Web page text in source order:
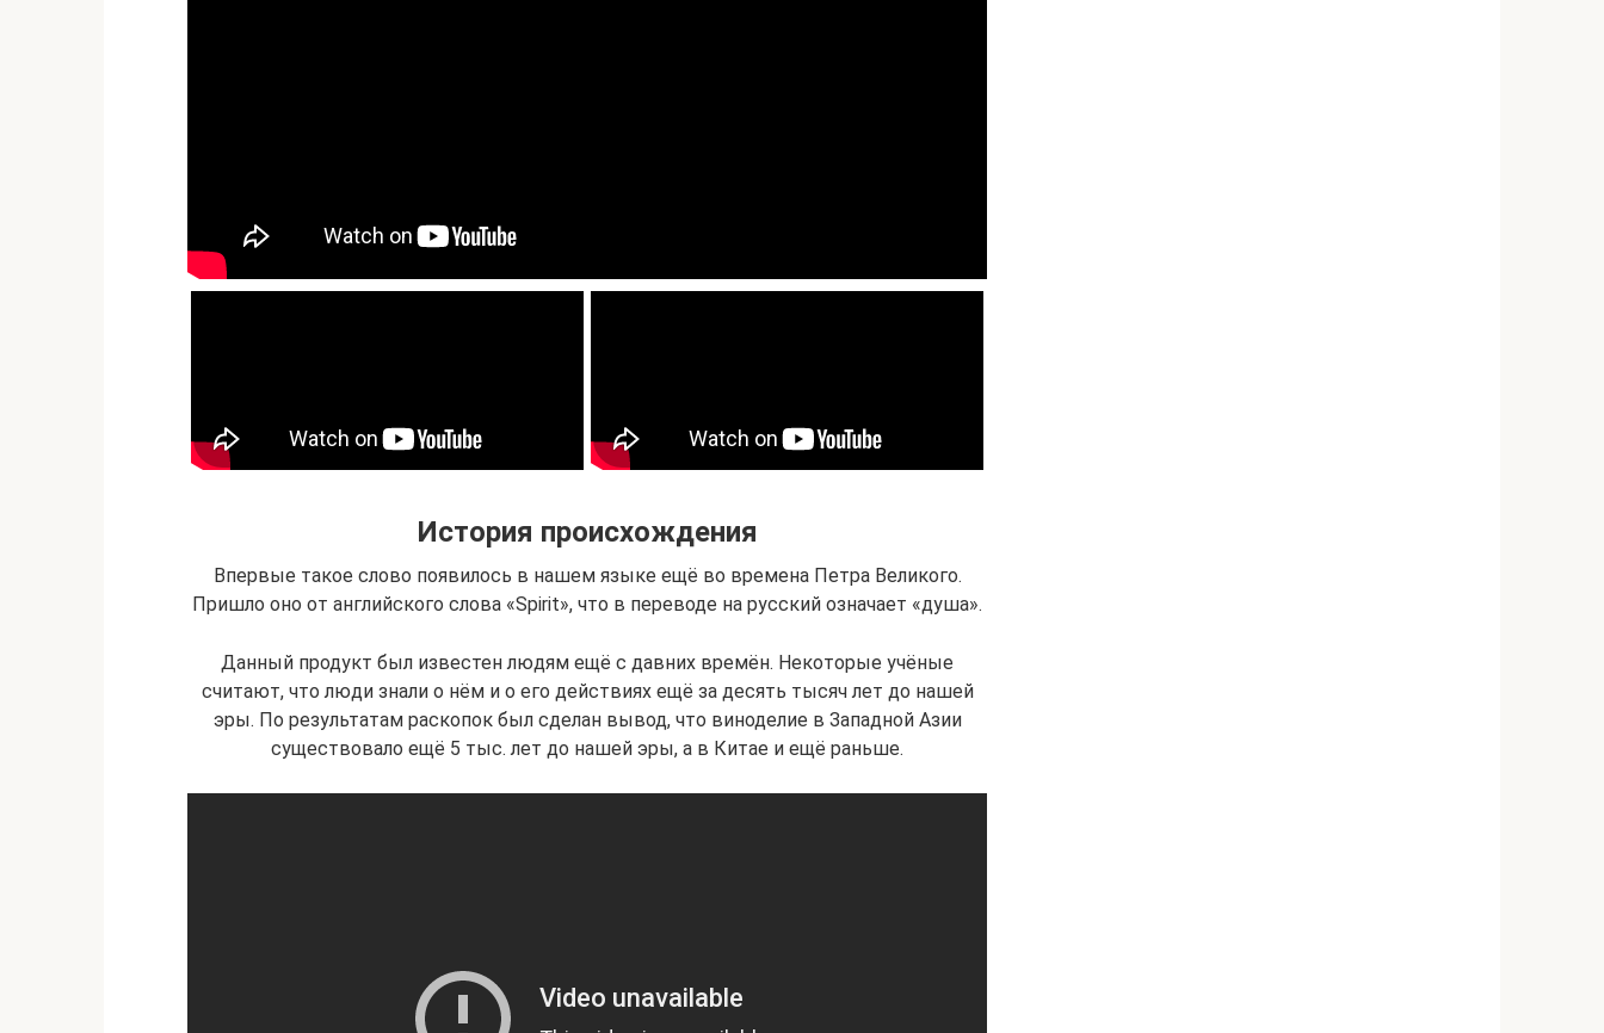
История происхождения
Впервые такое слово появилось в нашем языке ещё во времена Петра Великого.
Пришло оно от английского слова «Spirit», что в переводе на русский означает «душа».
Данный продукт был известен людям ещё с давних времён. Некоторые учёные
считают, что люди знали о нём и о его действиях ещё за десять тысяч лет до нашей
эры. По результатам раскопок был сделан вывод, что виноделие в Западной Азии
существовало ещё 5 тыс. лет до нашей эры, а в Китае и ещё раньше.